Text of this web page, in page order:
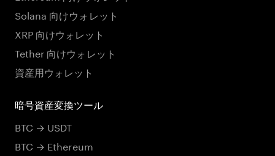
Solana 向けウォレット
XRP 向けウォレット
Tether 向けウォレット
資産用ウォレット
暗号資産変換ツール
BTC → USDT
BTC → Ethereum